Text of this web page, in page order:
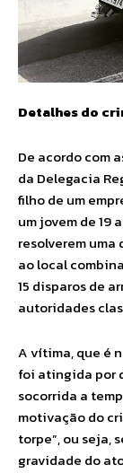
Detalhes do
De acordo com
da Delegacia
filho de um
um jovem de 19
resolverem
ao local
15 disparos de
autoridades
A vítima, que é
foi atingida por
socorrida a
motivação do
torpe”, ou seja,
gravidade do